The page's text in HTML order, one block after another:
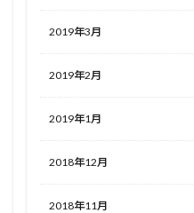
2019年3月
2019年2月
2019年1月
2018年12月
2018年11月